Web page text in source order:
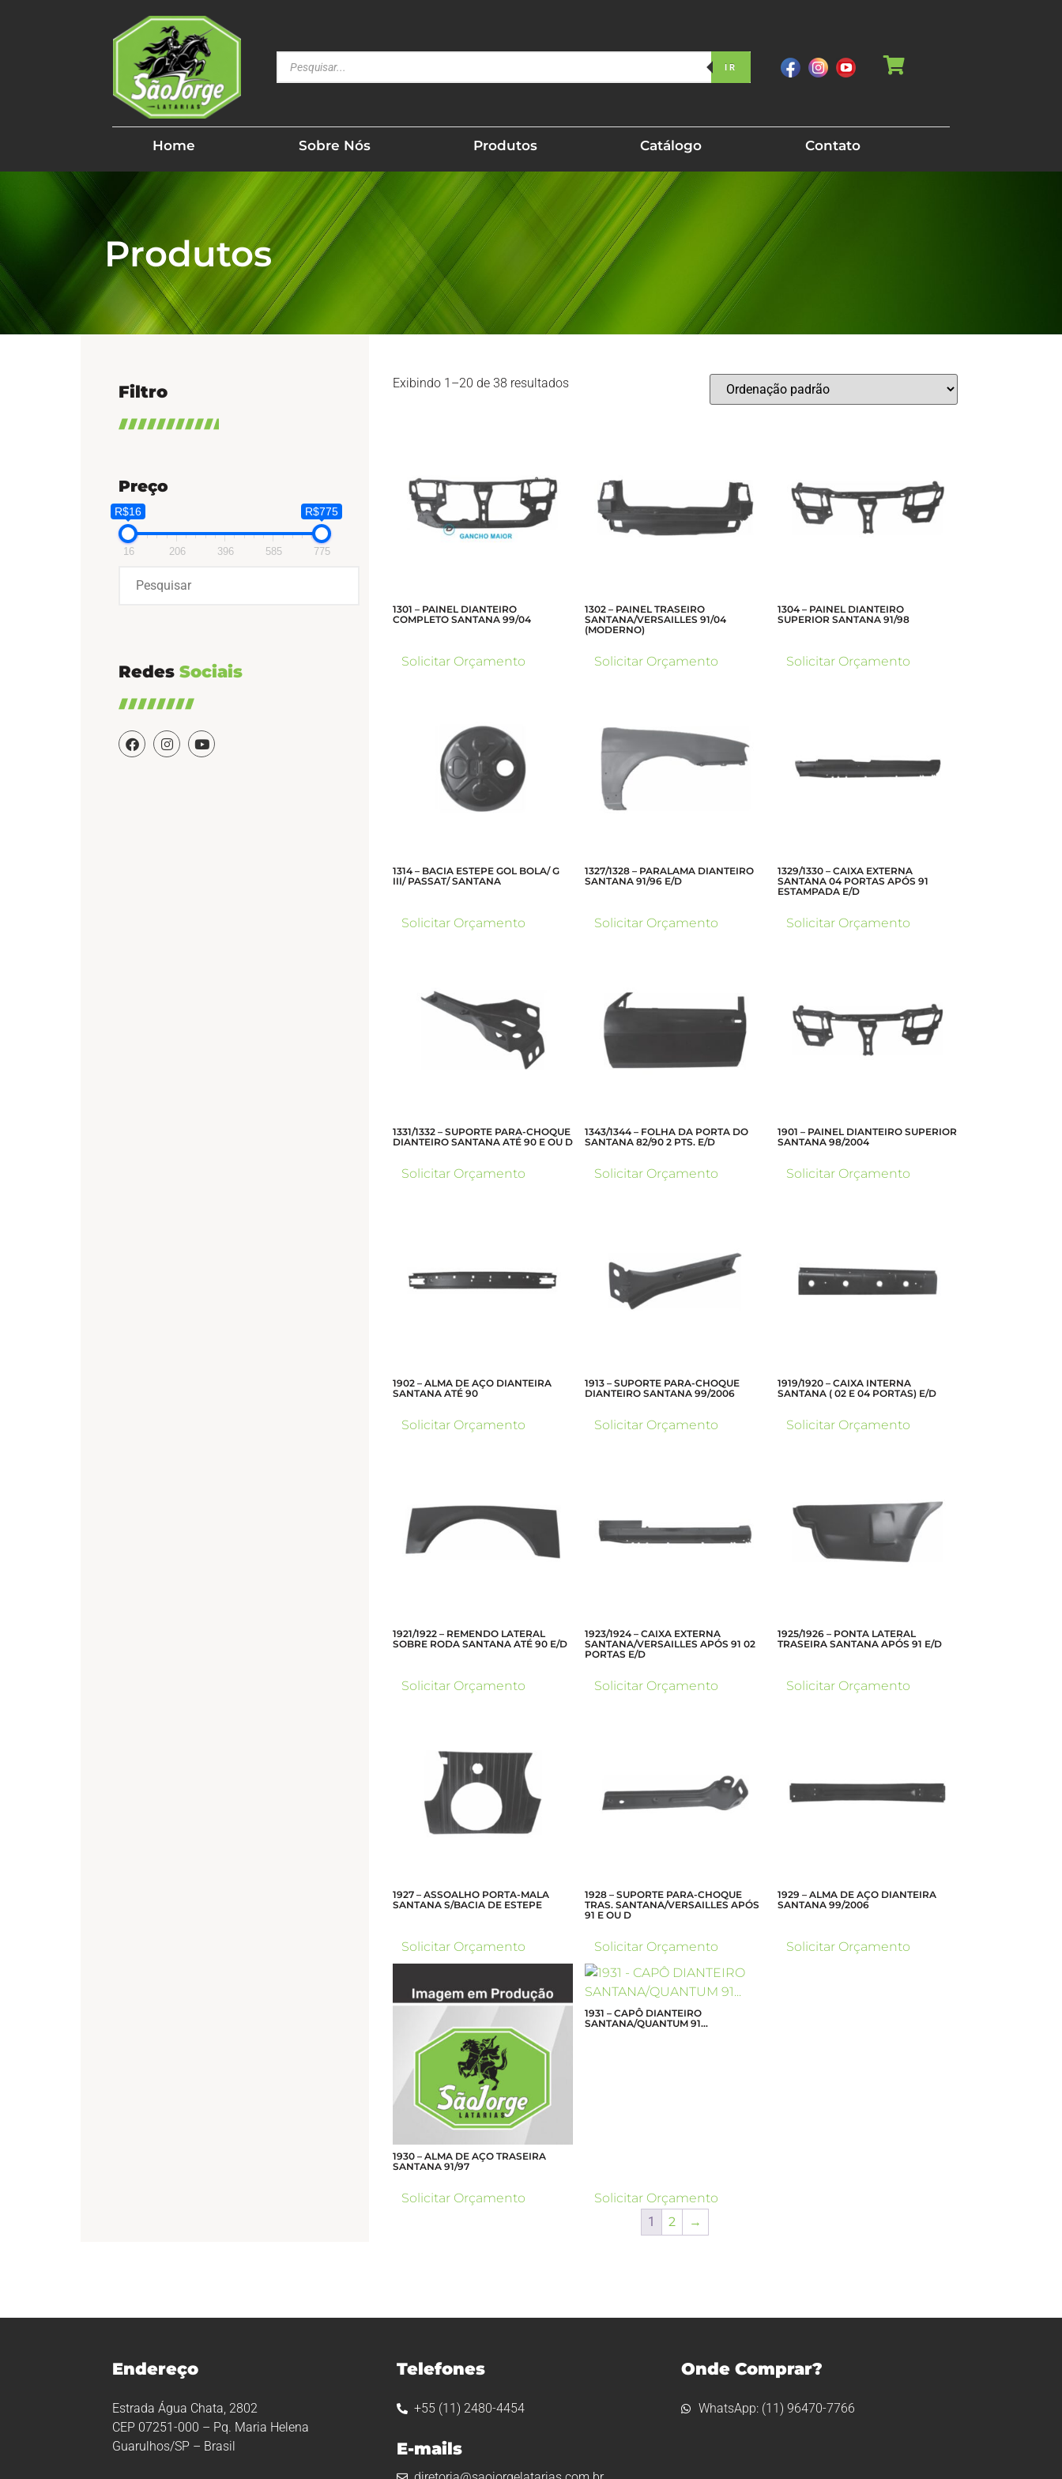
IR
Home Sobre Nós Produtos Catálogo Contato
Produtos
Filtro
Preço
R$16 R$775
16 206 396 585 775
Redes Sociais
Exibindo 1–20 de 38 resultados
1301 – PAINEL DIANTEIRO
COMPLETO SANTANA 99/04
Solicitar Orçamento
1302 – PAINEL TRASEIRO
SANTANA/VERSAILLES 91/04
(MODERNO)
Solicitar Orçamento
1304 – PAINEL DIANTEIRO
SUPERIOR SANTANA 91/98
Solicitar Orçamento
1314 – BACIA ESTEPE GOL BOLA/ G
III/ PASSAT/ SANTANA
Solicitar Orçamento
1327/1328 – PARALAMA DIANTEIRO
SANTANA 91/96 E/D
Solicitar Orçamento
1329/1330 – CAIXA EXTERNA
SANTANA 04 PORTAS APÓS 91
ESTAMPADA E/D
Solicitar Orçamento
1331/1332 – SUPORTE PARA-CHOQUE
DIANTEIRO SANTANA ATÉ 90 E OU D
Solicitar Orçamento
1343/1344 – FOLHA DA PORTA DO
SANTANA 82/90 2 PTS. E/D
Solicitar Orçamento
1901 – PAINEL DIANTEIRO SUPERIOR
SANTANA 98/2004
Solicitar Orçamento
1902 – ALMA DE AÇO DIANTEIRA
SANTANA ATÉ 90
Solicitar Orçamento
1913 – SUPORTE PARA-CHOQUE
DIANTEIRO SANTANA 99/2006
Solicitar Orçamento
1919/1920 – CAIXA INTERNA
SANTANA ( 02 E 04 PORTAS) E/D
Solicitar Orçamento
1921/1922 – REMENDO LATERAL
SOBRE RODA SANTANA ATÉ 90 E/D
Solicitar Orçamento
1923/1924 – CAIXA EXTERNA
SANTANA/VERSAILLES APÓS 91 02
PORTAS E/D
Solicitar Orçamento
1925/1926 – PONTA LATERAL
TRASEIRA SANTANA APÓS 91 E/D
Solicitar Orçamento
1927 – ASSOALHO PORTA-MALA
SANTANA S/BACIA DE ESTEPE
Solicitar Orçamento
1928 – SUPORTE PARA-CHOQUE
TRAS. SANTANA/VERSAILLES APÓS
91 E OU D
Solicitar Orçamento
1929 – ALMA DE AÇO DIANTEIRA
SANTANA 99/2006
Solicitar Orçamento
1930 – ALMA DE AÇO TRASEIRA
SANTANA 91/97
Solicitar Orçamento
1931 – CAPÔ DIANTEIRO
SANTANA/QUANTUM 91…
Solicitar Orçamento
1
2 →
Endereço
Estrada Água Chata, 2802
CEP 07251-000 – Pq. Maria Helena
Guarulhos/SP – Brasil
Telefones
+55 (11) 2480-4454
E-mails
Onde Comprar?
WhatsApp: (11) 96470-7766